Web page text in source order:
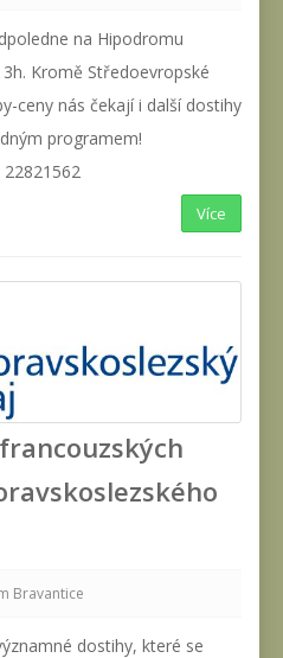
na Hipodromu
Kromě Středoevropské
ceny nás čekají i další dostihy
programem!
22821562
Více
dostihy, které se